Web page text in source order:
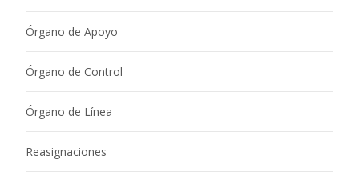
Órgano de Apoyo
Órgano de Control
Órgano de Línea
Reasignaciones